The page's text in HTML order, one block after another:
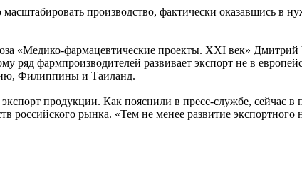
производство, фактически оказавшись в
«Медико-фармацевтические проекты. ХХI век» Дмитрий
ряд фармпроизводителей развивает экспорт не в
Филиппины и Таиланд.
продукции. Как пояснили в пресс-службе, сейчас в
российского рынка. «Тем не менее развитие экспортного